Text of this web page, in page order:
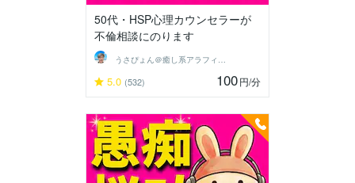
50代・HSP心理カウンセラーが
不倫相談にのります
うさぴょん＠癒し系アラフィフ心寄り添い人
5.0 (532) 100円/分